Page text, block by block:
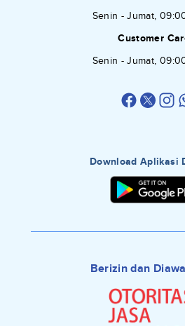
Senin - Jumat,
Customer
Senin - Jumat,
Download Aplikasi
Berizin dan